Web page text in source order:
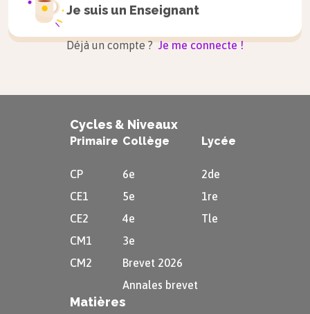
Je suis un Enseignant
Déjà un compte ? Je me connecte !
Cycles & Niveaux
Primaire
CP
CE1
CE2
CM1
CM2
Collège
6e
5e
4e
3e
Brevet 2026
Annales brevet
Lycée
2de
1re
Tle
Matières